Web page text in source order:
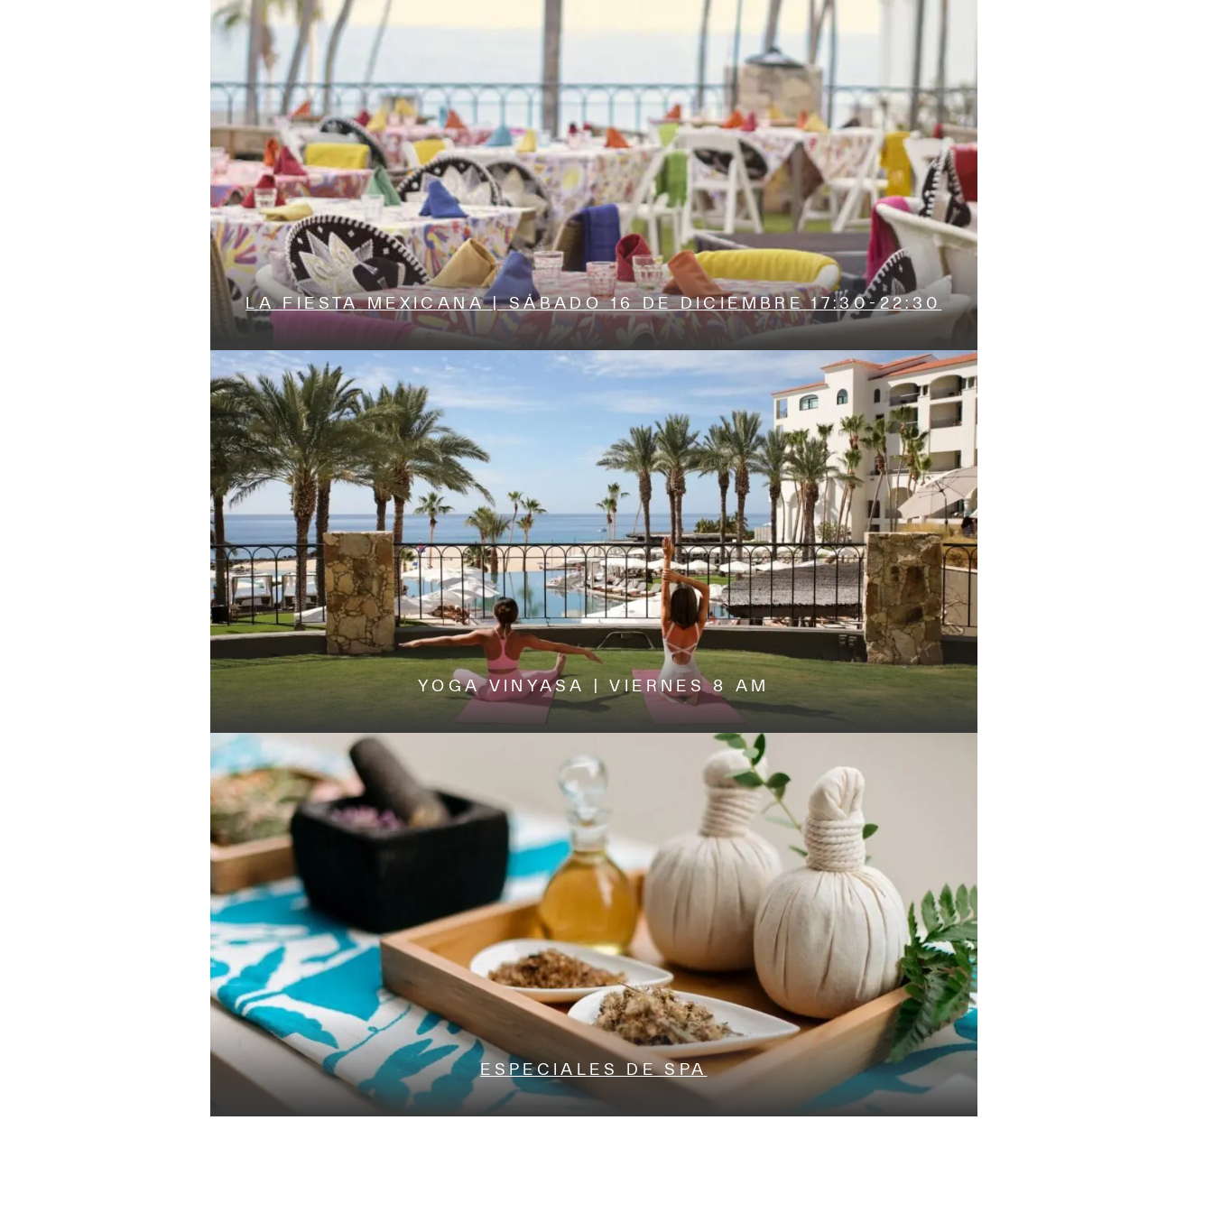
LA FIESTA MEXICANA | SÁBADO 16 DE DICIEMBRE 17:30-22:30
YOGA VINYASA | VIERNES 8 AM
ESPECIALES DE SPA